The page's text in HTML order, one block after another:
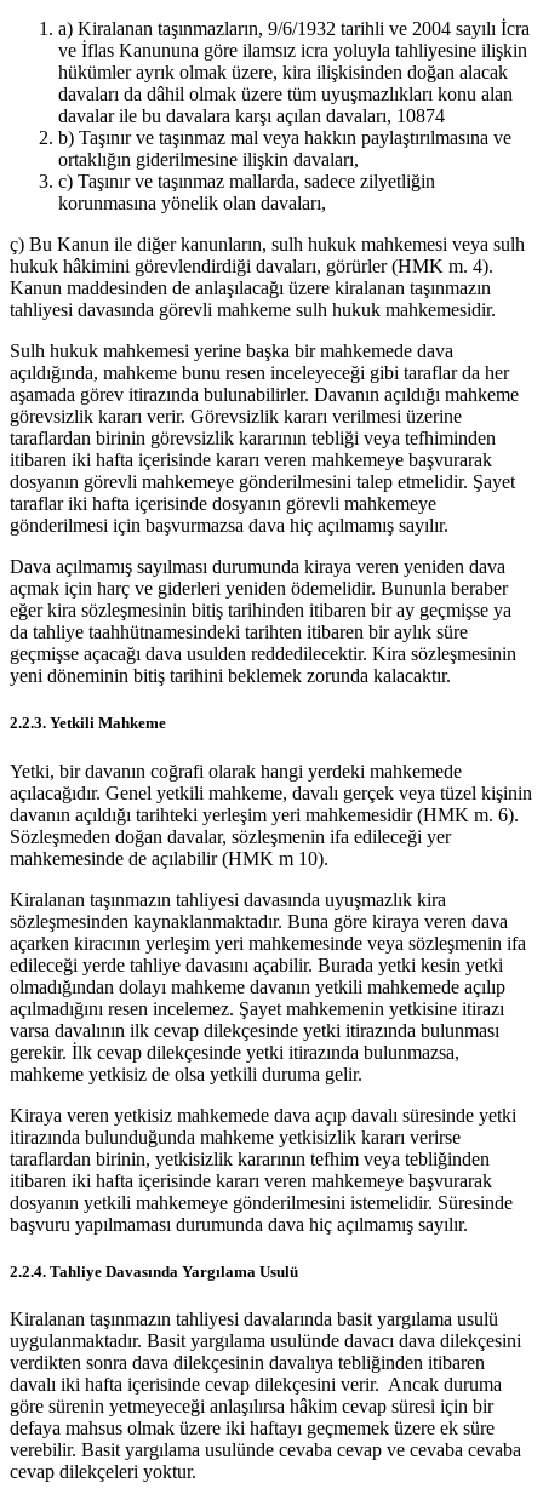
a) Kiralanan taşınmazların, 9/6/1932 tarihli ve 2004 sayılı İcra
ve İflas Kanununa göre ilamsız icra yoluyla tahliyesine ilişkin
hükümler ayrık olmak üzere, kira ilişkisinden doğan alacak
davaları da dâhil olmak üzere tüm uyuşmazlıkları konu alan
davalar ile bu davalara karşı açılan davaları, 10874
b) Taşınır ve taşınmaz mal veya hakkın paylaştırılmasına ve
ortaklığın giderilmesine ilişkin davaları,
c) Taşınır ve taşınmaz mallarda, sadece zilyetliğin
korunmasına yönelik olan davaları,
ç) Bu Kanun ile diğer kanunların, sulh hukuk mahkemesi veya sulh
hukuk hâkimini görevlendirdiği davaları, görürler (HMK m. 4).
Kanun maddesinden de anlaşılacağı üzere kiralanan taşınmazın
tahliyesi davasında görevli mahkeme sulh hukuk mahkemesidir.
Sulh hukuk mahkemesi yerine başka bir mahkemede dava
açıldığında, mahkeme bunu resen inceleyeceği gibi taraflar da her
aşamada görev itirazında bulunabilirler. Davanın açıldığı mahkeme
görevsizlik kararı verir. Görevsizlik kararı verilmesi üzerine
taraflardan birinin görevsizlik kararının tebliği veya tefhiminden
itibaren iki hafta içerisinde kararı veren mahkemeye başvurarak
dosyanın görevli mahkemeye gönderilmesini talep etmelidir. Şayet
taraflar iki hafta içerisinde dosyanın görevli mahkemeye
gönderilmesi için başvurmazsa dava hiç açılmamış sayılır.
Dava açılmamış sayılması durumunda kiraya veren yeniden dava
açmak için harç ve giderleri yeniden ödemelidir. Bununla beraber
eğer kira sözleşmesinin bitiş tarihinden itibaren bir ay geçmişse ya
da tahliye taahhütnamesindeki tarihten itibaren bir aylık süre
geçmişse açacağı dava usulden reddedilecektir. Kira sözleşmesinin
yeni döneminin bitiş tarihini beklemek zorunda kalacaktır.
2.2.3. Yetkili Mahkeme
Yetki, bir davanın coğrafi olarak hangi yerdeki mahkemede
açılacağıdır. Genel yetkili mahkeme, davalı gerçek veya tüzel kişinin
davanın açıldığı tarihteki yerleşim yeri mahkemesidir (HMK m. 6).
Sözleşmeden doğan davalar, sözleşmenin ifa edileceği yer
mahkemesinde de açılabilir (HMK m 10).
Kiralanan taşınmazın tahliyesi davasında uyuşmazlık kira
sözleşmesinden kaynaklanmaktadır. Buna göre kiraya veren dava
açarken kiracının yerleşim yeri mahkemesinde veya sözleşmenin ifa
edileceği yerde tahliye davasını açabilir. Burada yetki kesin yetki
olmadığından dolayı mahkeme davanın yetkili mahkemede açılıp
açılmadığını resen incelemez. Şayet mahkemenin yetkisine itirazı
varsa davalının ilk cevap dilekçesinde yetki itirazında bulunması
gerekir. İlk cevap dilekçesinde yetki itirazında bulunmazsa,
mahkeme yetkisiz de olsa yetkili duruma gelir.
Kiraya veren yetkisiz mahkemede dava açıp davalı süresinde yetki
itirazında bulunduğunda mahkeme yetkisizlik kararı verirse
taraflardan birinin, yetkisizlik kararının tefhim veya tebliğinden
itibaren iki hafta içerisinde kararı veren mahkemeye başvurarak
dosyanın yetkili mahkemeye gönderilmesini istemelidir. Süresinde
başvuru yapılmaması durumunda dava hiç açılmamış sayılır.
2.2.4. Tahliye Davasında Yargılama Usulü
Kiralanan taşınmazın tahliyesi davalarında basit yargılama usulü
uygulanmaktadır. Basit yargılama usulünde davacı dava dilekçesini
verdikten sonra dava dilekçesinin davalıya tebliğinden itibaren
davalı iki hafta içerisinde cevap dilekçesini verir. Ancak duruma
göre sürenin yetmeyeceği anlaşılırsa hâkim cevap süresi için bir
defaya mahsus olmak üzere iki haftayı geçmemek üzere ek süre
verebilir. Basit yargılama usulünde cevaba cevap ve cevaba cevaba
cevap dilekçeleri yoktur.